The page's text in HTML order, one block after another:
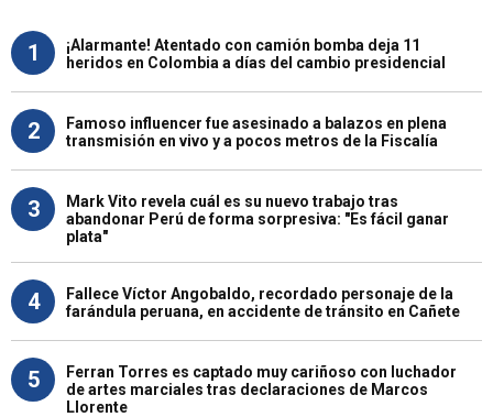
1
¡Alarmante! Atentado con camión bomba deja 11
heridos en Colombia a días del cambio presidencial
2
Famoso influencer fue asesinado a balazos en plena
transmisión en vivo y a pocos metros de la Fiscalía
3
Mark Vito revela cuál es su nuevo trabajo tras
abandonar Perú de forma sorpresiva: "Es fácil ganar
plata"
4
Fallece Víctor Angobaldo, recordado personaje de la
farándula peruana, en accidente de tránsito en Cañete
5
Ferran Torres es captado muy cariñoso con luchador
de artes marciales tras declaraciones de Marcos
Llorente